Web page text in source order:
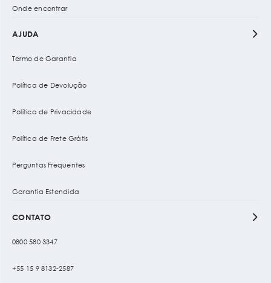
Onde encontrar
AJUDA
Termo de Garantia
Política de Devolução
Política de Privacidade
Política de Frete Grátis
Perguntas Frequentes
Garantia Estendida
CONTATO
0800 580 3347
+55 15 9 8132-2587